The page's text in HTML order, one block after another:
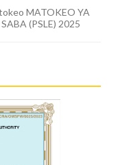
MATOKEO YA
(PSLE) 2025